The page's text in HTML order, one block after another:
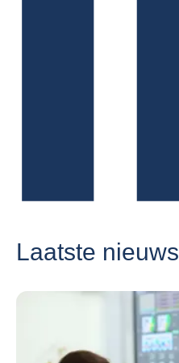
Laatste nieuws